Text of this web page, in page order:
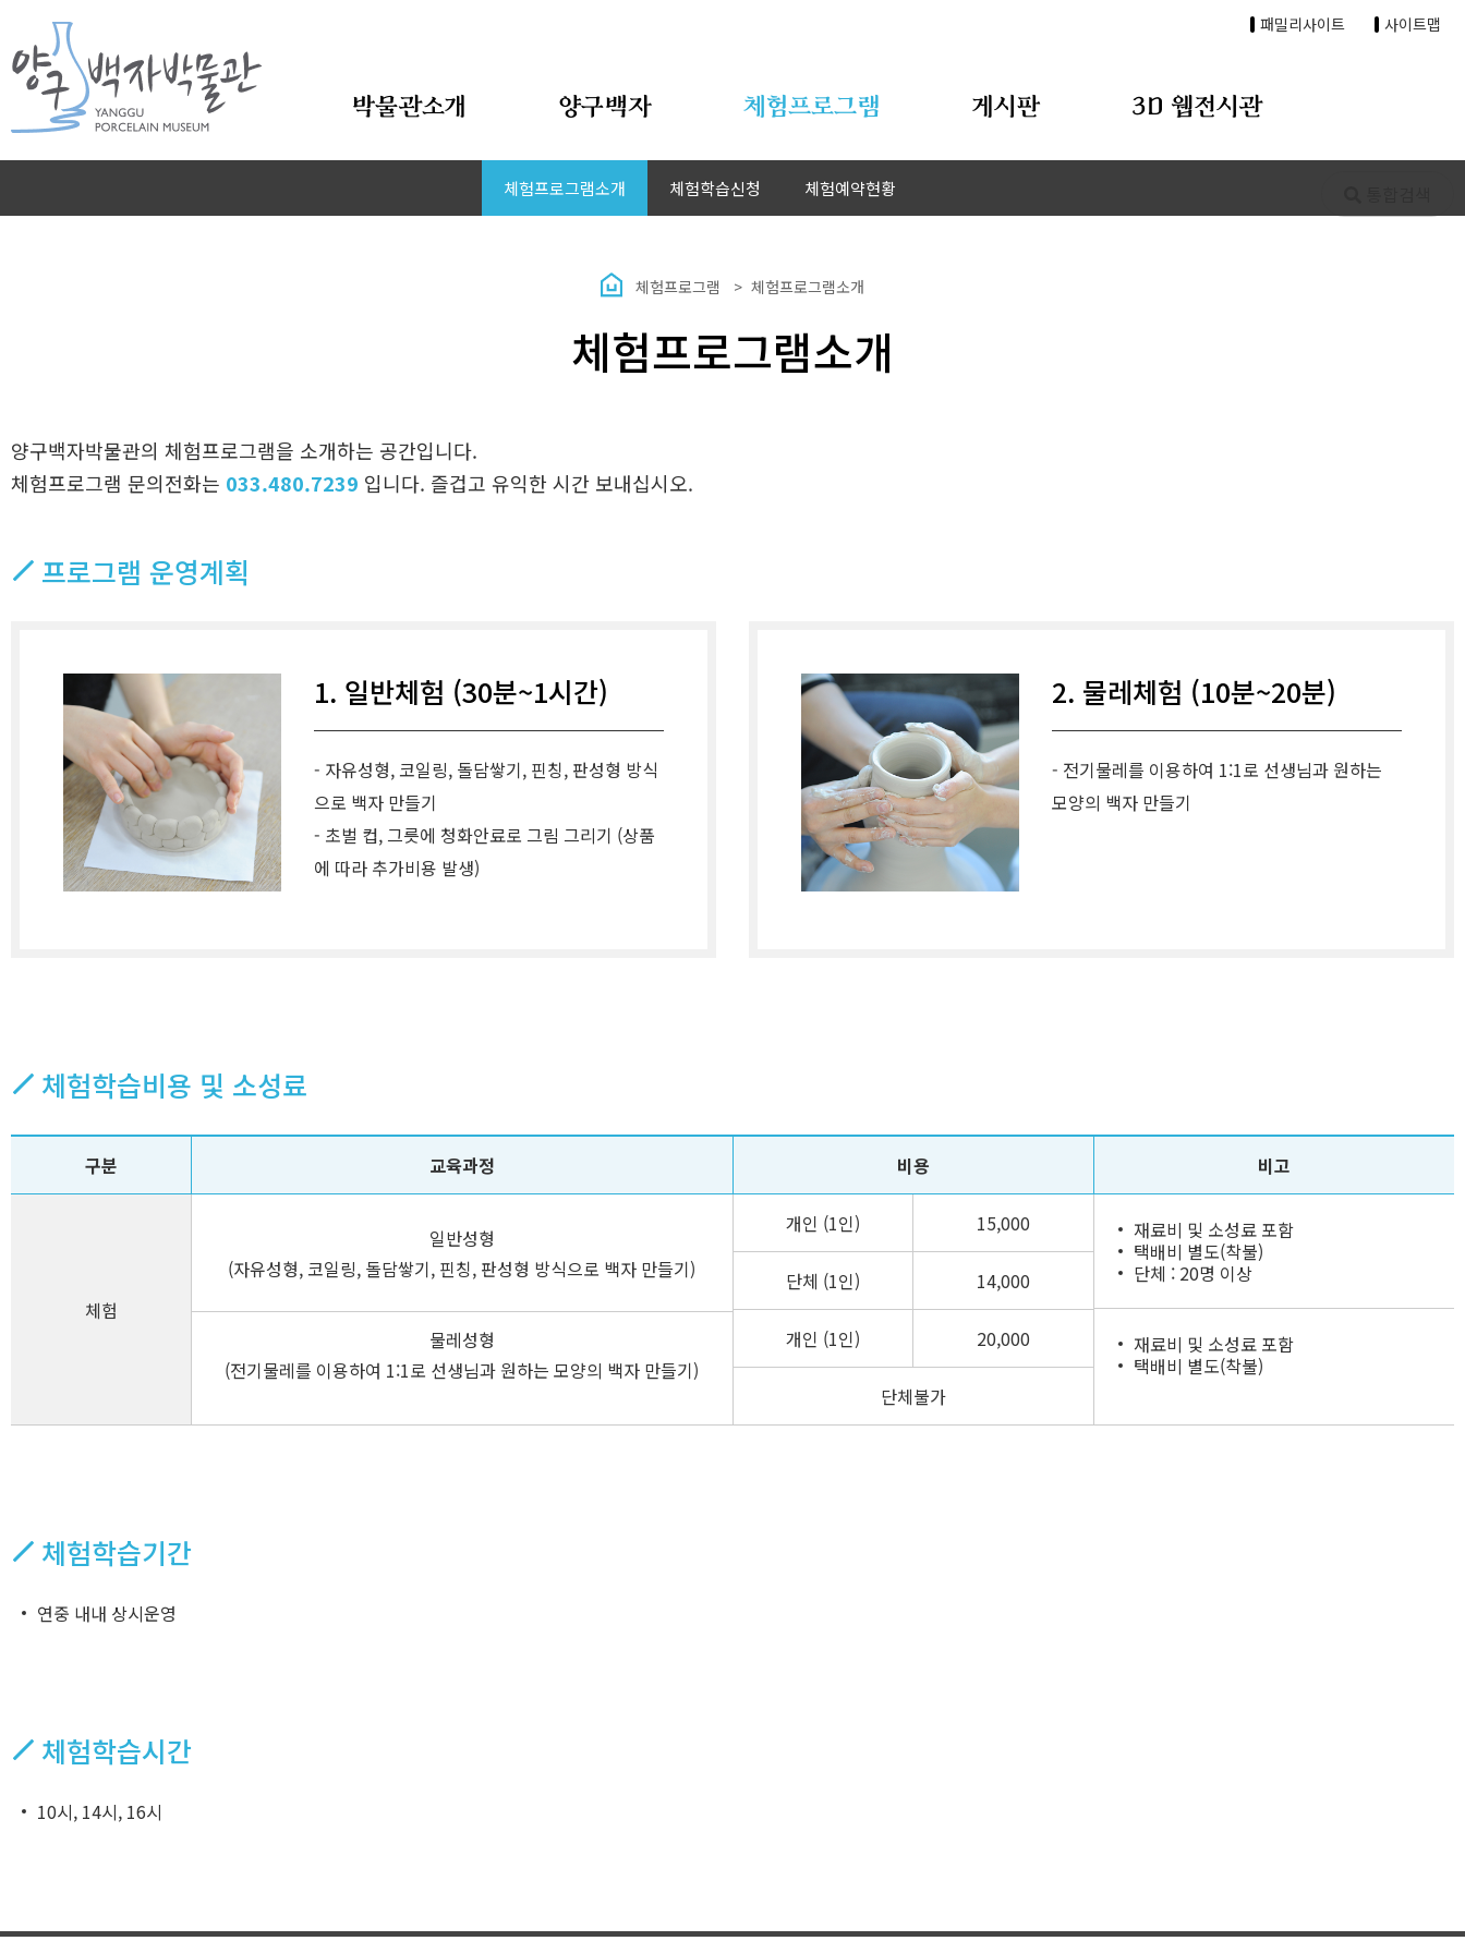
패밀리사이트 사이트맵
박물관소개 양구백자 체험프로그램
체험프로그램소개 체험학습신청 체험예약현황
게시판 3D 웹전시관
체험프로그램 체험프로그램소개
체험프로그램소개
양구백자박물관의 체험프로그램을 소개하는 공간입니다.
체험프로그램 문의전화는 033.480.7239 입니다. 즐겁고 유익한 시간 보내십시오.
프로그램 운영계획
1. 일반체험 (30분~1시간)
- 자유성형, 코일링, 돌담쌓기, 핀칭, 판성형 방식
으로 백자 만들기
- 초벌 컵, 그릇에 청화안료로 그림 그리기 (상품
에 따라 추가비용 발생)
2. 물레체험 (10분~20분)
- 전기물레를 이용하여 1:1로 선생님과 원하는
모양의 백자 만들기
체험학습비용 및 소성료
구분 교육과정 비용 비고
체험
일반성형
(자유성형, 코일링, 돌담쌓기, 핀칭, 판성형 방식으로 백자 만들기)
물레성형
(전기물레를 이용하여 1:1로 선생님과 원하는 모양의 백자 만들기)
개인 (1인) 15,000
단체 (1인) 14,000
개인 (1인) 20,000
단체불가
재료비 및 소성료 포함
택배비 별도(착불)
단체 : 20명 이상
재료비 및 소성료 포함
택배비 별도(착불)
체험학습기간
연중 내내 상시운영
체험학습시간
10시, 14시, 16시